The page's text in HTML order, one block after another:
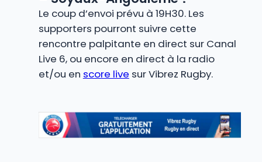
Le coup d’envoi prévu à 19H30. Les
supporters pourront suivre cette
rencontre palpitante en direct sur Canal
Live 6, ou encore en direct à la radio
et/ou en score live sur Vibrez Rugby.